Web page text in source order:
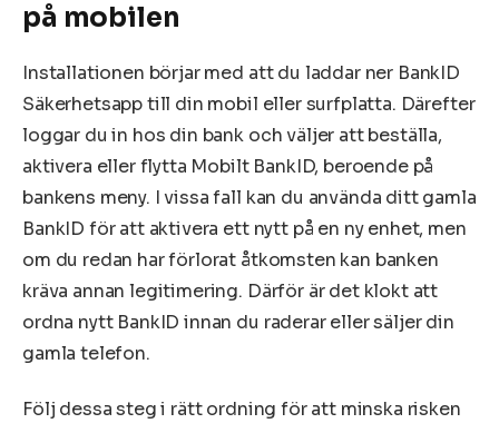
på mobilen
Installationen börjar med att du laddar ner BankID
Säkerhetsapp till din mobil eller surfplatta. Därefter
loggar du in hos din bank och väljer att beställa,
aktivera eller flytta Mobilt BankID, beroende på
bankens meny. I vissa fall kan du använda ditt gamla
BankID för att aktivera ett nytt på en ny enhet, men
om du redan har förlorat åtkomsten kan banken
kräva annan legitimering. Därför är det klokt att
ordna nytt BankID innan du raderar eller säljer din
gamla telefon.
Följ dessa steg i rätt ordning för att minska risken